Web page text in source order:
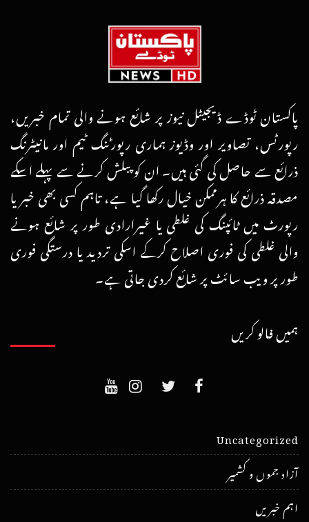
پاکستان ٹوڈے ڈیجیٹل نیوز پر شائع ہونے والی تمام خبریں،
رپورٹس، تصاویر اور وڈیوز ہماری رپورٹنگ ٹیم اور مانیٹرنگ
ذرائع سے حاصل کی گئی ہیں۔ ان کو پبلش کرنے سے پہلے اسکے
مصدقہ ذرائع کا ہرممکن خیال رکھا گیا ہے، تاہم کسی بھی خبر یا
رپورٹ میں ٹائپنگ کی غلطی یا غیرارادی طور پر شائع ہونے
والی غلطی کی فوری اصلاح کرکے اسکی تردید یا درستگی فوری
طور پر ویب سائٹ پر شائع کردی جاتی ہے۔
ہمیں فالو کریں
Uncategorized
آزاد جموں و کشمیر
اہم خبریں